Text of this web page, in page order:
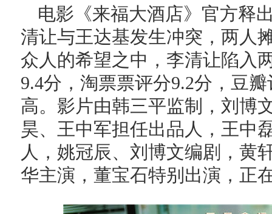
电影《来福大酒店》官方释
清让与王达基发生冲突，两人
众人的希望之中，李清让陷入
9.4分，淘票票评分9.2分，豆
高。影片由韩三平监制，刘博
昊、王中军担任出品人，王中
人，姚冠辰、刘博文编剧，黄
华主演，董宝石特别出演，正